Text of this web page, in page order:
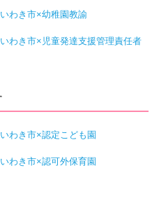
いわき市×幼稚園教諭
いわき市×児童発達支援管理責任者
いわき市×認定こども園
いわき市×認可外保育園